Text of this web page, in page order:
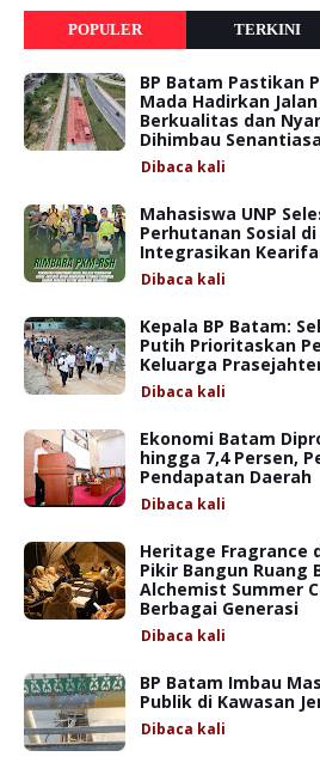
POPULER TERKINI
BP Batam Pastikan
Mada Hadirkan
Berkualitas dan
Dihimbau
Dibaca kali
Mahasiswa UNP
Perhutanan Sosial
Integrasikan
Dibaca kali
Kepala BP Batam:
Putih Prioritaskan
Keluarga
Dibaca kali
Ekonomi Batam
hingga 7,4 Persen,
Pendapatan Daerah
Dibaca kali
Heritage Fragrance
Pikir Bangun Ruang
Alchemist Summer
Berbagai Generasi
Dibaca kali
BP Batam Imbau
Publik di Kawasan
Dibaca kali